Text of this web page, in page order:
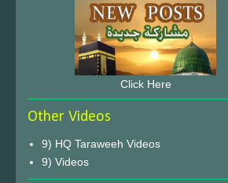
Click Here
Other Videos
9) HQ Taraweeh Videos
9) Videos